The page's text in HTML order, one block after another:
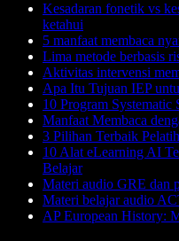
Kesadaran fonetik vs
ketahui
5 manfaat membaca
Lima metode berbasis
Aktivitas intervensi
Apa Itu Tujuan IEP
10 Program Systematic
Manfaat Membaca
3 Pilihan Terbaik
10 Alat eLearning AI
Belajar
Materi audio GRE dan
Materi belajar audio
AP European History: